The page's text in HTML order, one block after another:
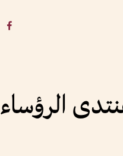
الرؤساء